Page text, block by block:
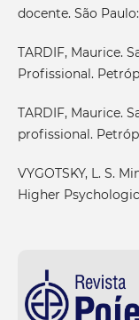
docente. São
TARDIF, Maurice.
Profissional.
TARDIF, Maurice.
profissional.
VYGOTSKY, L. S.
Higher